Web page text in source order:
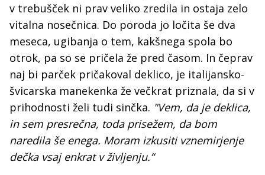
v trebušček ni prav veliko zredila in ostaja zelo
vitalna nosečnica. Do poroda jo ločita še dva
meseca, ugibanja o tem, kakšnega spola bo
otrok, pa so se pričela že pred časom. In čeprav
naj bi parček pričakoval deklico, je italijansko-
švicarska manekenka že večkrat priznala, da si v
prihodnosti želi tudi sinčka. "Vem, da je deklica,
in sem presrečna, toda prisežem, da bom
naredila še enega. Moram izkusiti vznemirjenje
dečka vsaj enkrat v življenju.“